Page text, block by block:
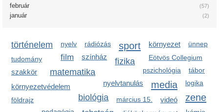
(57)
február
(2)
január
történelem nyelv rádiózás sport környezet
Eötvös Collegium
film színház
tudomány fizika
pszichológia
matematika
ünnep
nyelvtanulás
környezetvédelem
szakkör
media
biológia március 15.
tábor
logika
zene
földrajz
videó